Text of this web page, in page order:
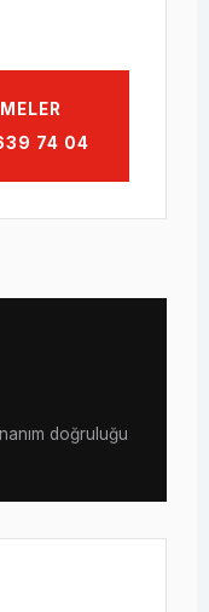
74 04
doğruluğu